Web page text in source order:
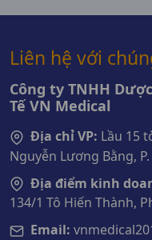
Liên hệ với
Công ty TNHH
Tế VN Medical
Địa chỉ VP: Lầu 15
Nguyễn Lương Bằng, P.
Địa điểm kinh
134/1 Tô Hiến Thành,
Email: